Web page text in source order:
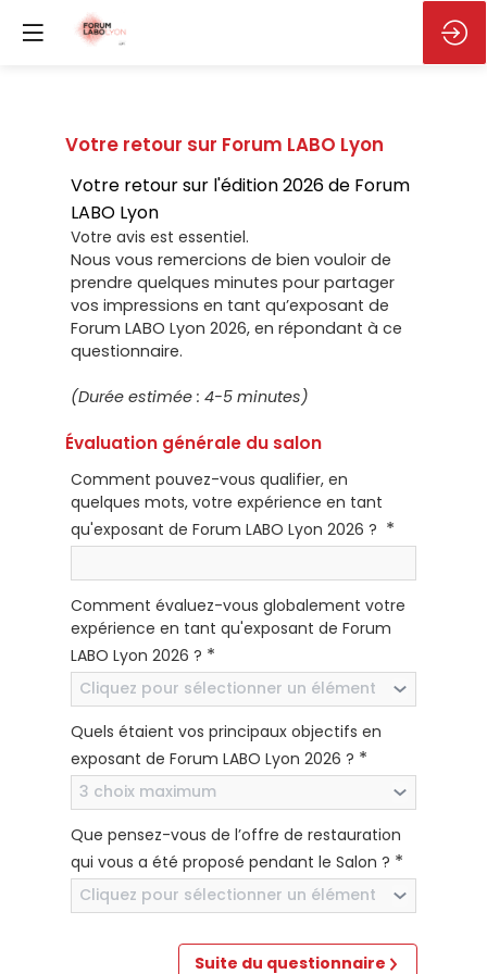
Votre retour sur Forum LABO Lyon
Votre retour sur l'édition 2026 de Forum
LABO Lyon
Votre avis est essentiel.
Nous vous remercions de bien vouloir de
prendre quelques minutes pour partager
vos impressions en tant qu’exposant de
Forum LABO Lyon 2026, en répondant à ce
questionnaire.
(Durée estimée : 4-5 minutes)
Évaluation générale du salon
Comment pouvez-vous qualifier, en
quelques mots, votre expérience en tant
qu'exposant de Forum LABO Lyon 2026 ? *
Comment évaluez-vous globalement votre
expérience en tant qu'exposant de Forum
LABO Lyon 2026 ? *
Cliquez pour sélectionner un élément
Quels étaient vos principaux objectifs en
exposant de Forum LABO Lyon 2026 ? *
3 choix maximum
Que pensez-vous de l’offre de restauration
qui vous a été proposé pendant le Salon ? *
Cliquez pour sélectionner un élément
Suite du questionnaire